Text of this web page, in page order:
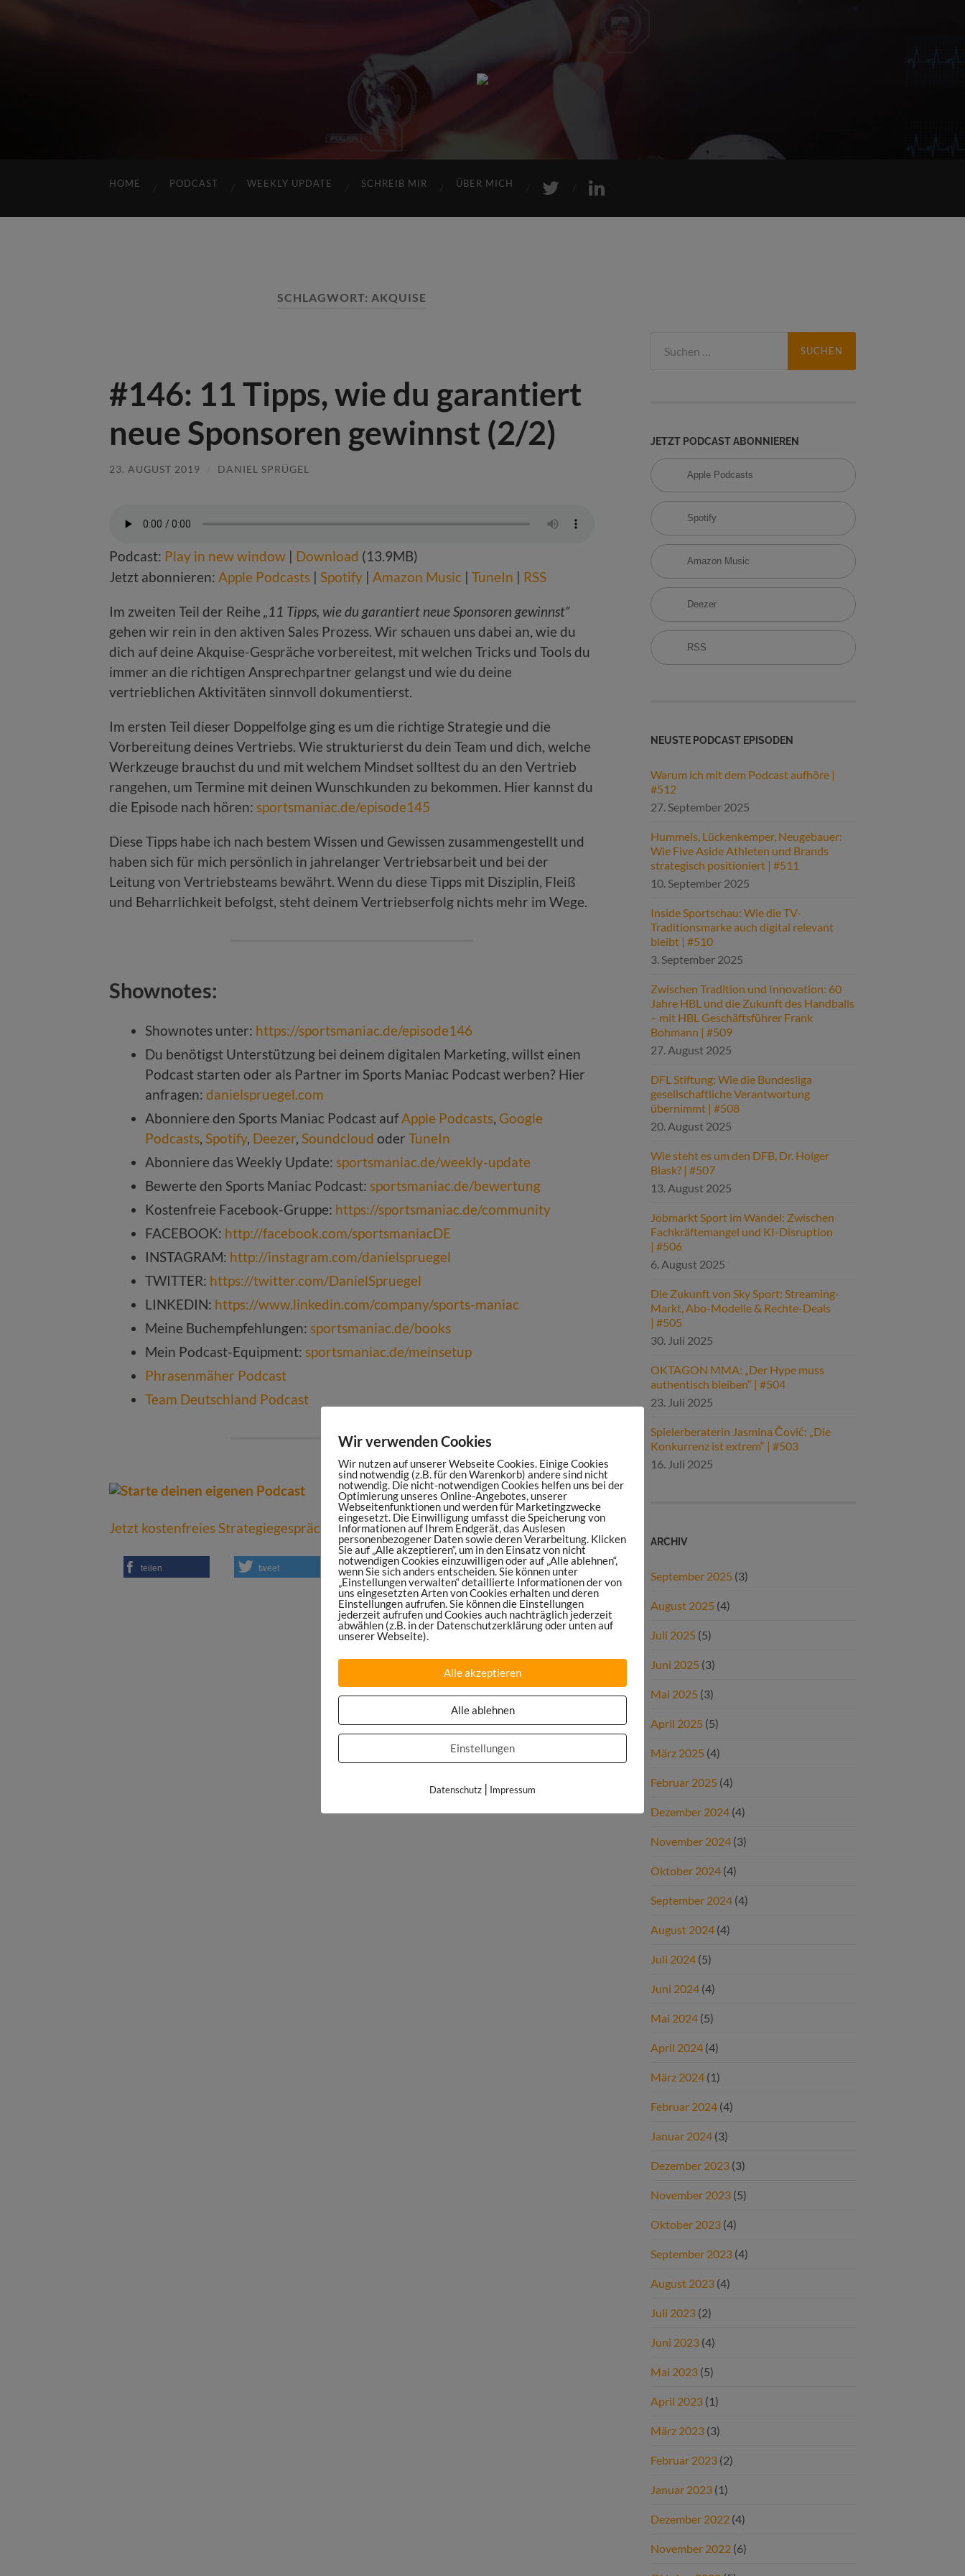
HOME PODCAST WEEKLY UPDATE SCHREIB MIR ÜBER MICH
SCHLAGWORT: AKQUISE
#146: 11 Tipps, wie du garantiert
neue Sponsoren gewinnst (2/2)
23. AUGUST 2019 DANIEL SPRÜGEL
Podcast: Play in new window | Download (13.9MB)
Jetzt abonnieren: Apple Podcasts | Spotify | Amazon Music | TuneIn | RSS
Im zweiten Teil der Reihe „11 Tipps, wie du garantiert neue Sponsoren gewinnst“
gehen wir rein in den aktiven Sales Prozess. Wir schauen uns dabei an, wie du
dich auf deine Akquise-Gespräche vorbereitest, mit welchen Tricks und Tools du
immer an die richtigen Ansprechpartner gelangst und wie du deine
vertrieblichen Aktivitäten sinnvoll dokumentierst.
Im ersten Teil dieser Doppelfolge ging es um die richtige Strategie und die
Vorbereitung deines Vertriebs. Wie strukturierst du dein Team und dich, welche
Werkzeuge brauchst du und mit welchem Mindset solltest du an den Vertrieb
rangehen, um Termine mit deinen Wunschkunden zu bekommen. Hier kannst du
die Episode nach hören: sportsmaniac.de/episode145
Diese Tipps habe ich nach bestem Wissen und Gewissen zusammengestellt und
haben sich für mich persönlich in jahrelanger Vertriebsarbeit und bei der
Leitung von Vertriebsteams bewährt. Wenn du diese Tipps mit Disziplin, Fleiß
und Beharrlichkeit befolgst, steht deinem Vertriebserfolg nichts mehr im Wege.
Shownotes:
Shownotes unter: https://sportsmaniac.de/episode146
Du benötigst Unterstützung bei deinem digitalen Marketing, willst einen
Podcast starten oder als Partner im Sports Maniac Podcast werben? Hier
anfragen: danielspruegel.com
Abonniere den Sports Maniac Podcast aufApple Podcasts, Google
Podcasts, Spotify, Deezer, Soundcloud oder TuneIn
Abonniere das Weekly Update: sportsmaniac.de/weekly-update
Bewerte den Sports Maniac Podcast: sportsmaniac.de/bewertung
Kostenfreie Facebook-Gruppe: https://sportsmaniac.de/community
FACEBOOK: http://facebook.com/sportsmaniacDE
INSTAGRAM: http://instagram.com/danielspruegel
TWITTER: https://twitter.com/DanielSpruegel
LINKEDIN: https://www.linkedin.com/company/sports-maniac
Meine Buchempfehlungen: sportsmaniac.de/books
Mein Podcast-Equipment: sportsmaniac.de/meinsetup
Phrasenmäher Podcast
Team Deutschland Podcast
Jetzt kostenfreies Strategiegespräch vereinbaren!
teilen tweet teilen teilen
n
a
c
h
JETZT PODCAST ABONNIEREN
Apple Podcasts
Spotify
Amazon Music
Deezer
RSS
NEUSTE PODCAST EPISODEN
Warum ich mit dem Podcast aufhöre |
#512
27. September 2025
Hummels, Lückenkemper, Neugebauer:
Wie Five Aside Athleten und Brands
strategisch positioniert | #511
10. September 2025
Inside Sportschau: Wie die TV-
Traditionsmarke auch digital relevant
bleibt | #510
3. September 2025
Zwischen Tradition und Innovation: 60
Jahre HBL und die Zukunft des Handballs
– mit HBL Geschäftsführer Frank
Bohmann | #509
27. August 2025
DFL Stiftung: Wie die Bundesliga
gesellschaftliche Verantwortung
übernimmt | #508
20. August 2025
Wie steht es um den DFB, Dr. Holger
Blask? | #507
13. August 2025
Jobmarkt Sport im Wandel: Zwischen
Fachkräftemangel und KI-Disruption
| #506
6. August 2025
Die Zukunft von Sky Sport: Streaming-
Markt, Abo-Modelle & Rechte-Deals
| #505
30. Juli 2025
OKTAGON MMA: „Der Hype muss
authentisch bleiben“ | #504
23. Juli 2025
Spielerberaterin Jasmina Čović: „Die
Konkurrenz ist extrem“ | #503
16. Juli 2025
ARCHIV
September 2025 (3)
August 2025 (4)
Juli 2025 (5)
Juni 2025 (3)
Mai 2025 (3)
April 2025 (5)
März 2025 (4)
Februar 2025 (4)
Dezember 2024 (4)
November 2024 (3)
Oktober 2024 (4)
September 2024 (4)
August 2024 (4)
Juli 2024 (5)
Juni 2024 (4)
Mai 2024 (5)
April 2024 (4)
März 2024 (1)
Februar 2024 (4)
Januar 2024 (3)
Dezember 2023 (3)
November 2023 (5)
Oktober 2023 (4)
September 2023 (4)
August 2023 (4)
Juli 2023 (2)
Juni 2023 (4)
Mai 2023 (5)
April 2023 (1)
März 2023 (3)
Februar 2023 (2)
Januar 2023 (1)
Dezember 2022 (4)
November 2022 (6)
Wir verwenden Cookies
Wir nutzen auf unserer Webseite Cookies. Einige Cookies
sind notwendig (z.B. für den Warenkorb) andere sind nicht
notwendig. Die nicht-notwendigen Cookies helfen uns bei der
Optimierung unseres Online-Angebotes, unserer
Webseitenfunktionen und werden für Marketingzwecke
eingesetzt. Die Einwilligung umfasst die Speicherung von
Informationen auf Ihrem Endgerät, das Auslesen
personenbezogener Daten sowie deren Verarbeitung. Klicken
Sie auf „Alle akzeptieren“, um in den Einsatz von nicht
notwendigen Cookies einzuwilligen oder auf „Alle ablehnen“,
wenn Sie sich anders entscheiden. Sie können unter
„Einstellungen verwalten“ detaillierte Informationen der von
uns eingesetzten Arten von Cookies erhalten und deren
Einstellungen aufrufen. Sie können die Einstellungen
jederzeit aufrufen und Cookies auch nachträglich jederzeit
abwählen (z.B. in der Datenschutzerklärung oder unten auf
unserer Webseite).
Alle akzeptieren
Alle ablehnen
Einstellungen
Datenschutz | Impressum